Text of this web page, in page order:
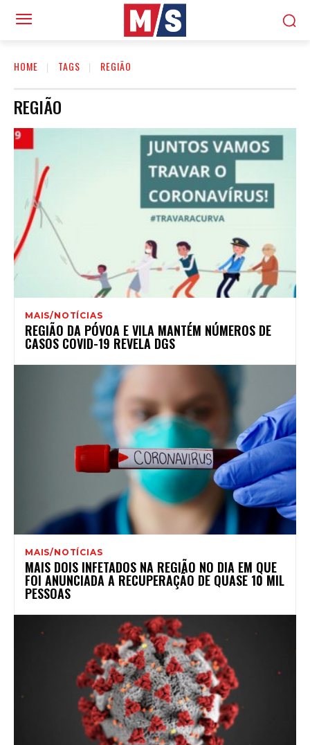
HOME TAGS REGIÃO
REGIÃO
MAIS/NOTÍCIAS
REGIÃO DA PÓVOA E VILA MANTÉM NÚMEROS DE
CASOS COVID-19 REVELA DGS
MAIS/NOTÍCIAS
MAIS DOIS INFETADOS NA REGIÃO NO DIA EM QUE
FOI ANUNCIADA A RECUPERAÇÃO DE QUASE 10 MIL
PESSOAS